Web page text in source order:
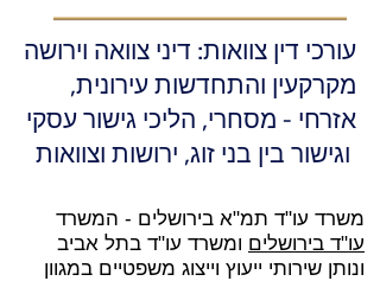
עורכי דין צוואות: דיני צוואה וירושה
מקרקעין והתחדשות עירונית,
אזרחי - מסחרי, הליכי גישור עסקי
ו
משרד עו"ד תמ"א בירושלים - המשרד
עו"ד בירושלים ומשרד עו"ד בתל אביב
ונותן שירותי ייעוץ וייצוג משפטיים במגוון